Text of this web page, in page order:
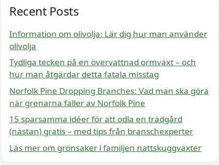
Recent Posts
Information om olivolja: Lär dig hur man använder
olivolja
Tydliga tecken på en övervattnad ormväxt – och
hur man åtgärdar detta fatala misstag
Norfolk Pine Dropping Branches: Vad man ska göra
när grenarna faller av Norfolk Pine
15 sparsamma idéer för att odla en trädgård
(nästan) gratis – med tips från branschexperter
Läs mer om grönsaker i familjen nattskuggväxter